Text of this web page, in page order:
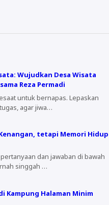
Wujudkan Desa Wisata
Reza Permadi
untuk bernapas. Lepaskan
agar jiwa…
tetapi Memori Hidup
dan jawaban di bawah
singgah …
Kampung Halaman Minim